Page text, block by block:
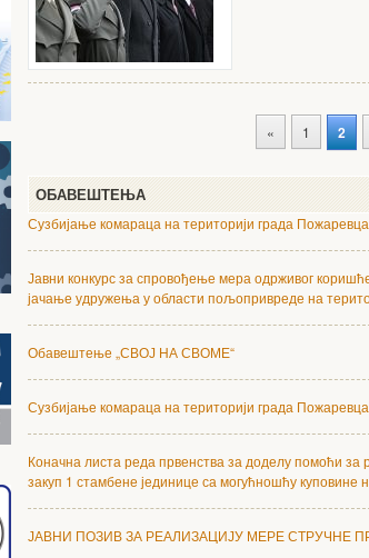
« 1 2
ОБАВЕШТЕЊА
Сузбијање комараца на територији града Пожаревца
Јавни конкурс за спровођење мера одрживог
јачање удружења у области пољопривреде на
Обавештење „СВОЈ НА СВОМЕ“
Сузбијање комараца на територији града Пожаревца
Коначна листа реда првенства за доделу помоћи
закуп 1 стамбене јединице са могућношћу куповине
ЈАВНИ ПОЗИВ ЗА РЕАЛИЗАЦИЈУ МЕРЕ СТРУЧНЕ